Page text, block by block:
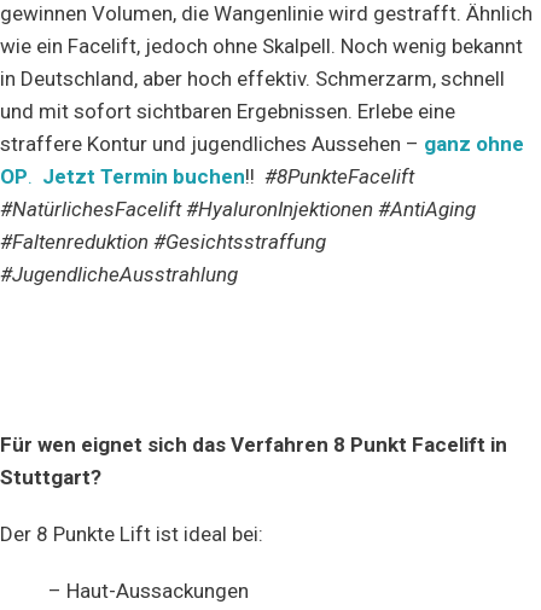
gewinnen Volumen, die Wangenlinie wird gestrafft. Ähnlich
wie ein Facelift, jedoch ohne Skalpell. Noch wenig bekannt
in Deutschland, aber hoch effektiv. Schmerzarm, schnell
und mit sofort sichtbaren Ergebnissen. Erlebe eine
straffere Kontur und jugendliches Aussehen – ganz ohne
OP. Jetzt Termin buchen!! #8PunkteFacelift
#NatürlichesFacelift #HyaluronInjektionen #AntiAging
#Faltenreduktion #Gesichtsstraffung
#JugendlicheAusstrahlung
Für wen eignet sich das Verfahren 8 Punkt Facelift in
Stuttgart?
Der 8 Punkte Lift ist ideal bei:
– Haut-Aussackungen